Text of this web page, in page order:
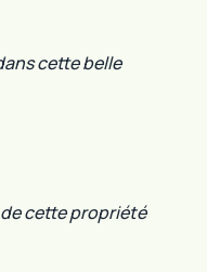
cette belle
cette propriété